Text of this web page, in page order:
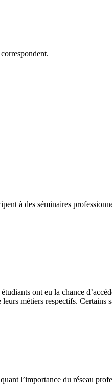
à des séminaires
ont eu la chance
métiers respectifs.
l’importance du réseau